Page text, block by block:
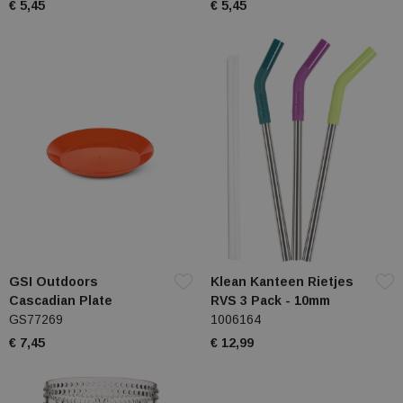
€ 5,45 € 5,45
GSI Outdoors
Cascadian Plate
GS77269
€ 7,45
Klean Kanteen Rietjes
RVS 3 Pack - 10mm
1006164
€ 12,99